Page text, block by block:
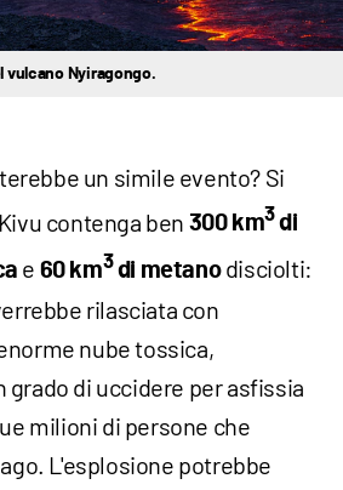
vulcano Nyiragongo.
un simile evento? Si
contenga ben 300 km3di
e 60 km3di metanodisciolti:
rilasciata con
nube tossica,
di uccidere per asfissia
milioni di persone che
L'esplosione potrebbe